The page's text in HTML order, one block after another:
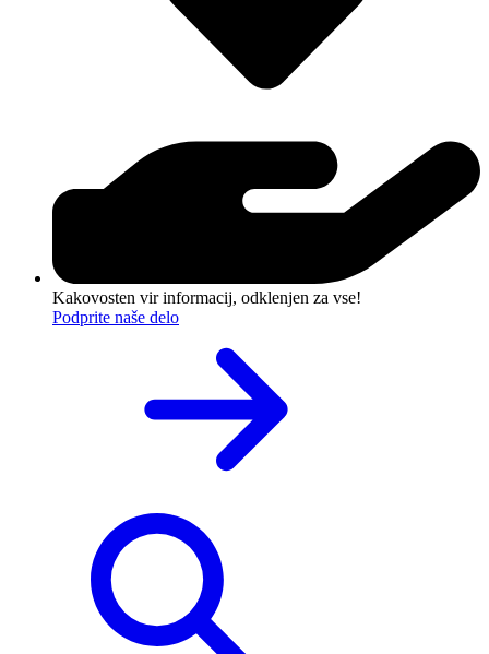
Kakovosten vir informacij, odklenjen za vse!
Podprite naše delo